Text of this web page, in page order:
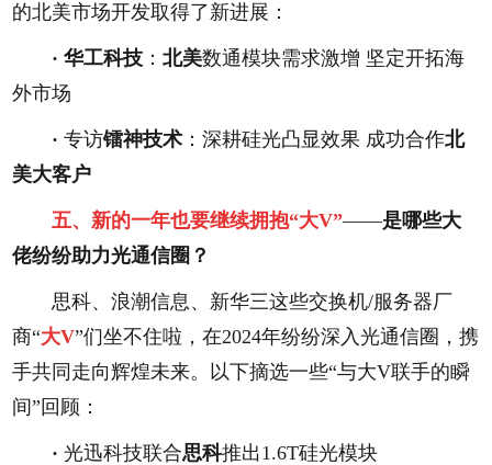
的北美市场开发取得了新进展：
·华工科技 ：北美数通模块需求激增 坚定开拓海
外市场
·专访镭神技术 ：深耕硅光凸显效果 成功合作北
美大客户
五、新的一年也要继续拥抱“大V”——是哪些大
佬纷纷助力光通信圈？
思科、浪潮信息、新华三这些交换机/服务器厂
商“大V”们坐不住啦，在2024年纷纷深入光通信圈，携
手共同走向辉煌未来。以下摘选一些“与大V联手的瞬
间”回顾：
·光迅科技联合思科推出1.6T硅光模块